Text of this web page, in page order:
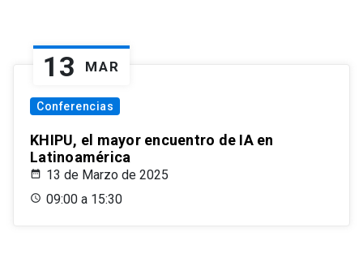
13 MAR
Conferencias
KHIPU, el mayor encuentro de IA en
Latinoamérica
13 de Marzo de 2025
09:00 a 15:30